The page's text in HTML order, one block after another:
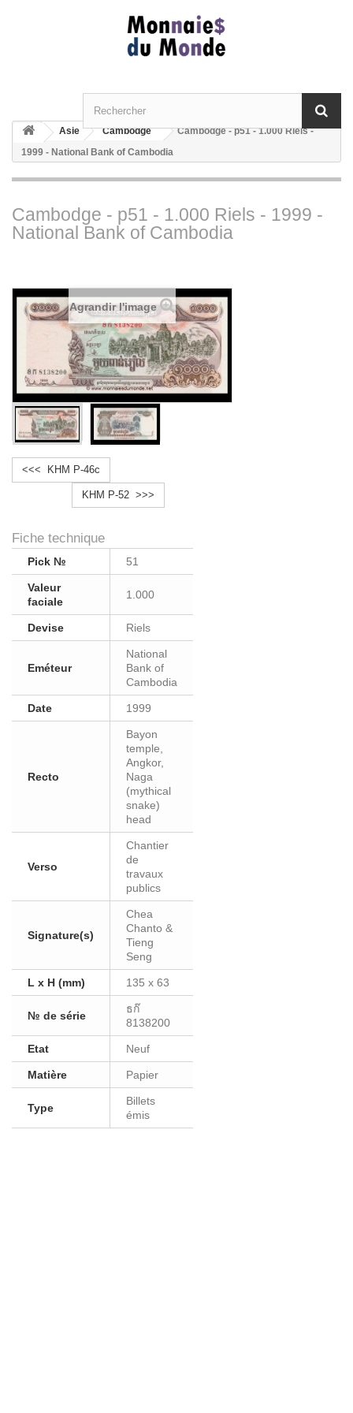
Asie Cambodge
Cambodge - p51 - 1.000 Riels -
1999 - National Bank of Cambodia
Cambodge - p51 - 1.000 Riels - 1999 -
National Bank of Cambodia
Agrandir l'image
<<< KHM P-46c
KHM P-52 >>>
Fiche technique
Pick № 51
Valeur
faciale
1.000
Devise Riels
Eméteur
National
Bank of
Cambodia
Date 1999
Recto
Bayon
temple,
Angkor,
Naga
(mythical
snake)
head
Verso
Chantier
de
travaux
publics
Signature(s)
Chea
Chanto &
Tieng
Seng
L x H (mm) 135 x 63
№ de série
ธก๊
8138200
Etat Neuf
Matière Papier
Type
Billets
émis